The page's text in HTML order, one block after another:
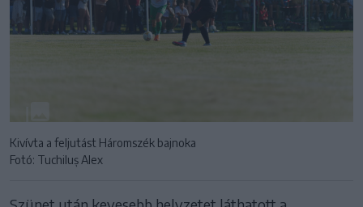
Kivívta a feljutást Háromszék bajnoka
Fotó: Tuchiluș Alex